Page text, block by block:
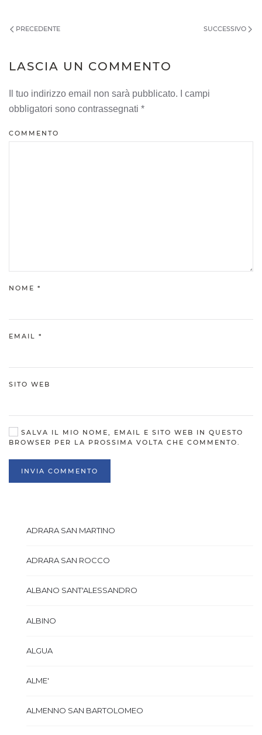
PRECEDENTE SUCCESSIVO
LASCIA UN COMMENTO
Il tuo indirizzo email non sarà pubblicato. I campi
obbligatori sono contrassegnati *
COMMENTO
NOME *
EMAIL *
SITO WEB
SALVA IL MIO NOME, EMAIL E SITO WEB IN QUESTO
BROWSER PER LA PROSSIMA VOLTA CHE COMMENTO.
INVIA COMMENTO
ADRARA SAN MARTINO
ADRARA SAN ROCCO
ALBANO SANT'ALESSANDRO
ALBINO
ALGUA
ALME'
ALMENNO SAN BARTOLOMEO